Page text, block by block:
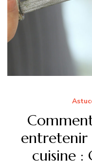
entretenir
cuisine :